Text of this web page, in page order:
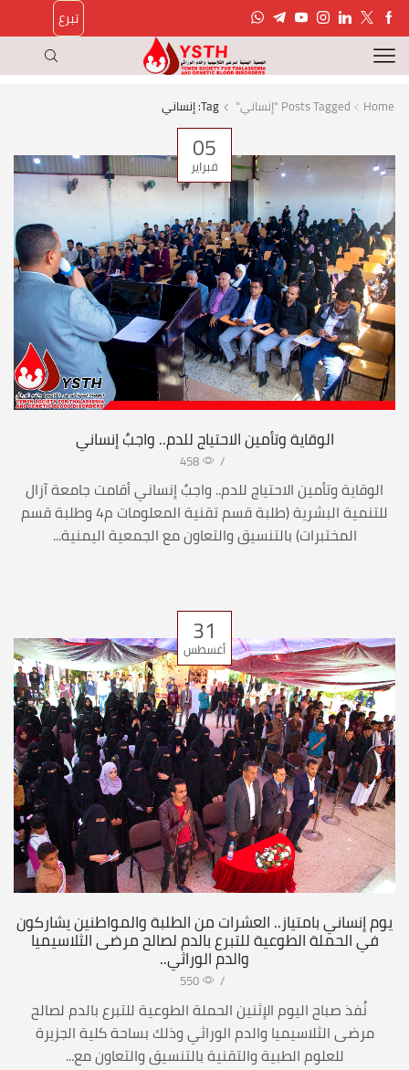
تبرع
Home Posts Tagged "إنساني" Tag: إنساني
05
فبراير
الوقاية وتأمين الاحتياج للدم.. واجبٌ إنساني
/
458
الوقاية وتأمين الاحتياج للدم.. واجبٌ إنساني أقامت جامعة آزال
للتنمية البشرية (طلبة قسم تقنية المعلومات م4 وطلبة قسم
المختبرات) بالتنسيق والتعاون مع الجمعية اليمنية...
31
أغسطس
يوم إنساني بامتياز.. العشرات من الطلبة والمواطنين يشاركون
في الحملة الطوعية للتبرع بالدم لصالح مرضى الثلاسيميا
والدم الوراثي..
/
550
نُفذ صباح اليوم الإثنين الحملة الطوعية للتبرع بالدم لصالح
مرضى الثلاسيميا والدم الوراثي وذلك بساحة كلية الجزيرة
للعلوم الطبية والتقنية بالتنسيق والتعاون مع...